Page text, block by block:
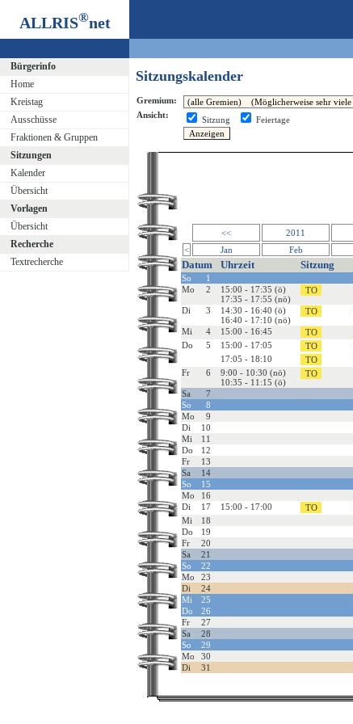
ALLRIS®net
Bürgerinfo
Home
Kreistag
Ausschüsse
Fraktionen & Gruppen
Sitzungen
Kalender
Übersicht
Vorlagen
Übersicht
Recherche
Textrecherche
Sitzungskalender
Gremium:
Ansicht:
Sitzung Feiertage
<< 2011
<
Jan Feb
Datum Uhrzeit Sitzung
So 1
Mo
2
15:00 - 17:35 (ö)
17:35 - 17:55 (nö)
Di 3
14:30 - 16:40 (ö)
16:40 - 17:10 (nö)
Mi 4 15:00 - 16:45
Do
5 15:00 - 17:05
17:05 - 18:10
Fr
6
9:00 - 10:30 (nö)
10:35 - 11:15 (ö)
Sa
7
So
8
Mo
9
Di
10
Mi
11
Do
12
Fr
13
Sa
14
So
15
Mo
16
Di
17 15:00 - 17:00
Mi
18
Do
19
Fr
20
Sa
21
So
22
Mo
23
Di
24
Mi
25
Do
26
Fr
27
Sa
28
So
29
Mo
30
Di
31